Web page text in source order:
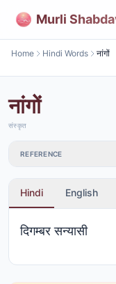
Murli
Home Hindi Words नांगों
नांगों
संस्कृत
REFERENCE
Hindi English
दिगम्बर सन्यासी